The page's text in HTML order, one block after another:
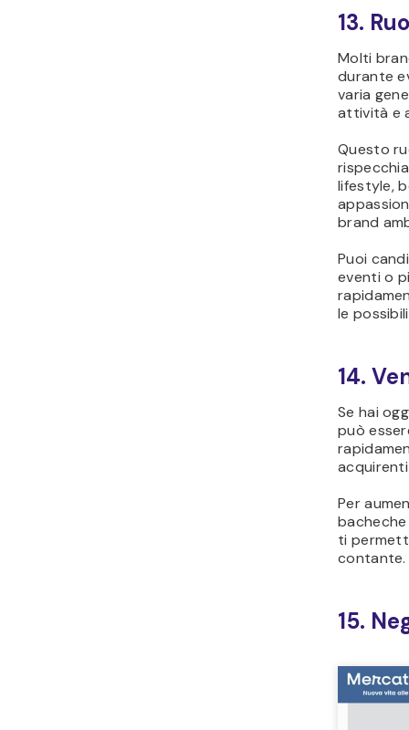
13.
Molti
durante
varia
attività e
Questo
lifestyle,
brand
Puoi
eventi o
le
14.
Se hai
può
Per
ti
contante.
15.